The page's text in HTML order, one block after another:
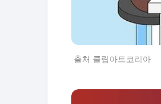
출처 클립아트코리아